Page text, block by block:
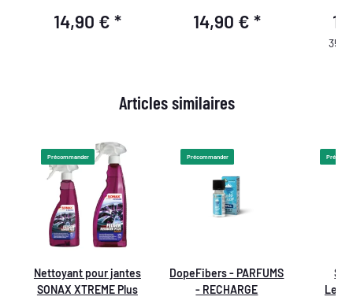
14,90 € * 14,90 € *
Articles similaires
Précommander
Nettoyant pour jantes
SONAX XTREME Plus
Précommander
DopeFibers - PARFUMS
- RECHARGE